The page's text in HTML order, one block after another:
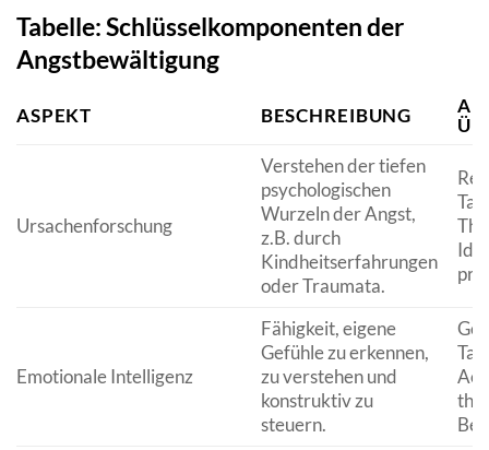
Tabelle: Schlüsselkomponenten der
Angstbewältigung
ASPEKT BESCHREIBUNG
Ursachenforschung
Verstehen der tiefen
psychologischen
Wurzeln der Angst,
z.B. durch
Kindheitserfahrungen
oder Traumata.
Emotionale Intelligenz
Fähigkeit, eigene
Gefühle zu erkennen,
zu verstehen und
konstruktiv zu
steuern.